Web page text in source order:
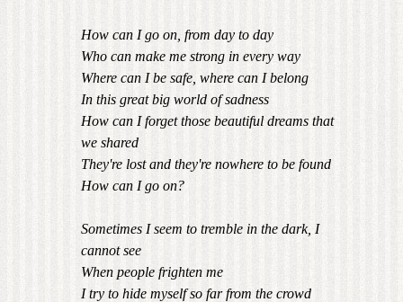
How can I go on, from day to day
Who can make me strong in every way
Where can I be safe, where can I belong
In this great big world of sadness
How can I forget those beautiful dreams that
we shared
They're lost and they're nowhere to be found
How can I go on?
Sometimes I seem to tremble in the dark, I
cannot see
When people frighten me
I try to hide myself so far from the crowd